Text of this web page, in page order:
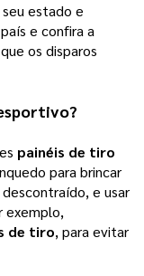
estado e
e confira a
os disparos
painéis de tiro
para brincar
e usar
exemplo,
de tiro, para evitar